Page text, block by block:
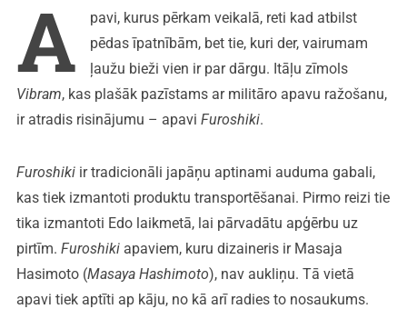
A
pavi, kurus pērkam veikalā, reti kad atbilst
pēdas īpatnībām, bet tie, kuri der, vairumam
ļaužu bieži vien ir par dārgu. Itāļu zīmols
Vibram, kas plašāk pazīstams ar militāro apavu ražošanu,
ir atradis risinājumu – apavi Furoshiki.
Furoshikiir tradicionāli japāņu aptinami auduma gabali,
kas tiek izmantoti produktu transportēšanai. Pirmo reizi tie
tika izmantoti Edo laikmetā, lai pārvadātu apģērbu uz
pirtīm. Furoshikiapaviem, kuru dizaineris ir Masaja
Hasimoto (Masaya Hashimoto), nav aukliņu. Tā vietā
apavi tiek aptīti ap kāju, no kā arī radies to nosaukums.